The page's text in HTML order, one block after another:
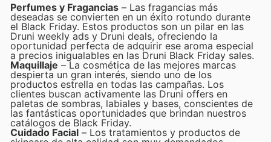
Perfumes y Fragancias – Las fragancias más
deseadas se convierten en un éxito rotundo durante
el Black Friday. Estos productos son un pilar en las
Druni weekly ads y Druni deals, ofreciendo la
oportunidad perfecta de adquirir ese aroma especial
a precios inigualables en las Druni Black Friday sales.
Maquillaje – La cosmética de las mejores marcas
despierta un gran interés, siendo uno de los
productos estrella en todas las campañas. Los
clientes buscan activamente las Druni offers en
paletas de sombras, labiales y bases, conscientes de
las fantásticas oportunidades que brindan nuestros
catálogos de Black Friday.
Cuidado Facial – Los tratamientos y productos de